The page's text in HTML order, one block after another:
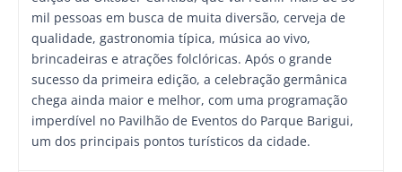
mil pessoas em busca de muita diversão, cerveja de
qualidade, gastronomia típica, música ao vivo,
brincadeiras e atrações folclóricas. Após o grande
sucesso da primeira edição, a celebração germânica
chega ainda maior e melhor, com uma programação
imperdível no Pavilhão de Eventos do Parque Barigui,
um dos principais pontos turísticos da cidade.